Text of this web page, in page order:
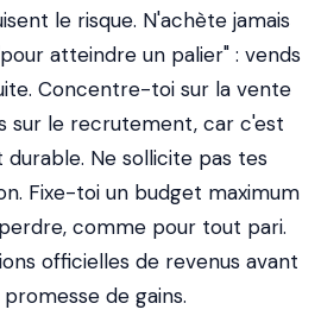
le risque. N'achète jamais
atteindre un palier" : vends
Concentre-toi sur la vente
sur le recrutement, car c'est
durable. Ne sollicite pas tes
Fixe-toi un budget maximum
comme pour tout pari.
officielles de revenus avant
de gains.